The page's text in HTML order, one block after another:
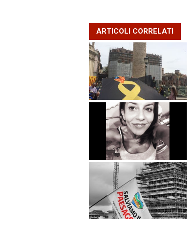
ARTICOLI CORRELATI